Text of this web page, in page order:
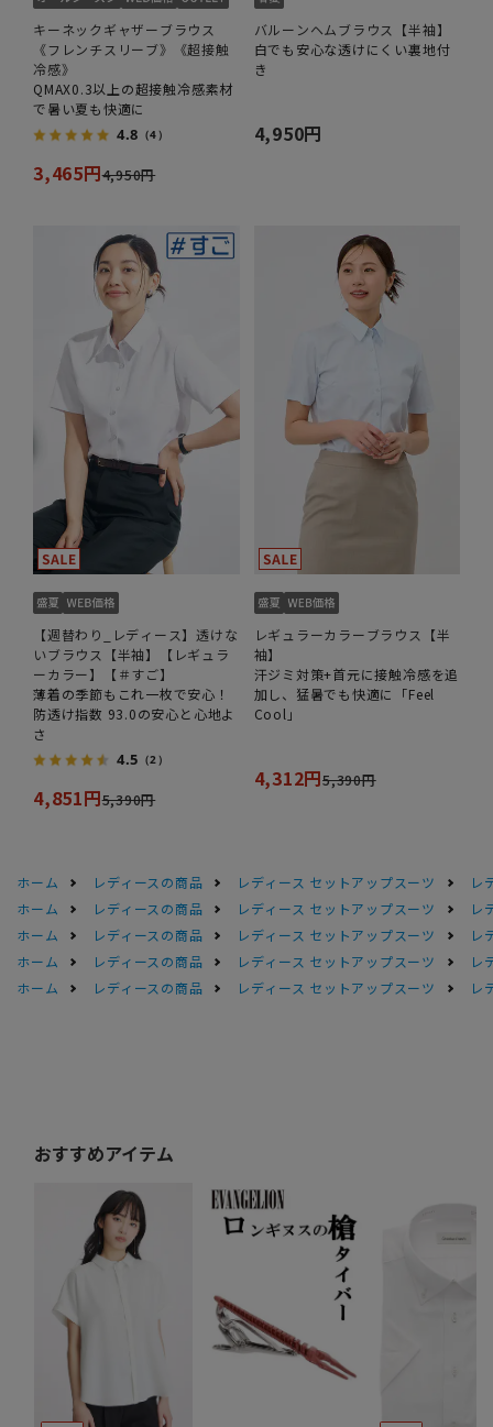
キーネックギャザーブラウス
《フレンチスリーブ》《超接触
冷感》
QMAX0.3以上の超接触冷感素材
で暑い夏も快適に
4.8 （4）
3,465円4,950円
バルーンヘムブラウス【半袖】
白でも安心な透けにくい裏地付
き
4,950円
【週替わり_レディース】透けな
いブラウス【半袖】【レギュラ
ーカラー】【＃すご】
薄着の季節もこれ一枚で安心！
防透け指数 93.0の安心と心地よ
さ
4.5 （2）
4,851円5,390円
レギュラーカラーブラウス【半
袖】
汗ジミ対策+首元に接触冷感を追
加し、猛暑でも快適に「Feel
Cool」
4,312円5,390円
ホーム レディースの商品 レディース セットアップスーツ
レ
ホーム
レディースの商品 レディース セットアップスーツ
レ
ホーム
レディースの商品 レディース セットアップスーツ
レ
ホーム
レディースの商品 レディース セットアップスーツ
レ
ホーム
レディースの商品 レディース セットアップスーツ レ